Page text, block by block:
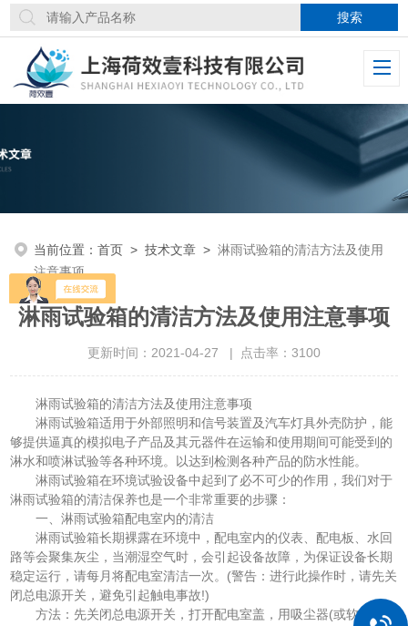
当前位置：首页 >技术文章 >淋雨试验箱的清洁方法及使用
注意事项
淋雨试验箱的清洁方法及使用注意事项
更新时间：2021-04-27 | 点击率：3100
淋雨试验箱的清洁方法及使用注意事项
淋雨试验箱适用于外部照明和信号装置及汽车灯具外壳防护，能
够提供逼真的模拟电子产品及其元器件在运输和使用期间可能受到的
淋水和喷淋试验等各种环境。以达到检测各种产品的防水性能。
淋雨试验箱在环境试验设备中起到了必不可少的作用，我们对于
淋雨试验箱的清洁保养也是一个非常重要的步骤：
一、淋雨试验箱配电室内的清洁
淋雨试验箱长期裸露在环境中，配电室内的仪表、配电板、水回
路等会聚集灰尘，当潮湿空气时，会引起设备故障，为保证设备长期
稳定运行，请每月将配电室清洁一次。(警告：进行此操作时，请先关
闭总电源开关，避免引起触电事故!)
方法：先关闭总电源开关，打开配电室盖，用吸尘器(或软质毛